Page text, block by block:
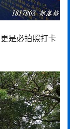
是必拍照打卡